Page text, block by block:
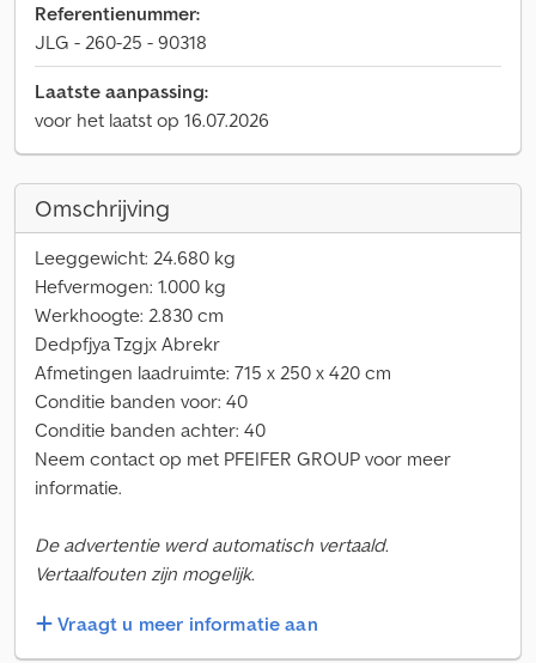
Referentienummer:
JLG - 260-25 - 90318
Laatste aanpassing:
voor het laatst op 16.07.2026
Omschrijving
Leeggewicht: 24.680 kg
Hefvermogen: 1.000 kg
Werkhoogte: 2.830 cm
Dedpfjya Tzgjx Abrekr
Afmetingen laadruimte: 715 x 250 x 420 cm
Conditie banden voor: 40
Conditie banden achter: 40
Neem contact op met PFEIFER GROUP voor meer
informatie.
De advertentie werd automatisch vertaald.
Vertaalfouten zijn mogelijk.
Vraagt u meer informatie aan